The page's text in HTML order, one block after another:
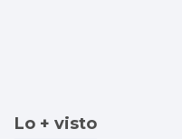
Lo + visto